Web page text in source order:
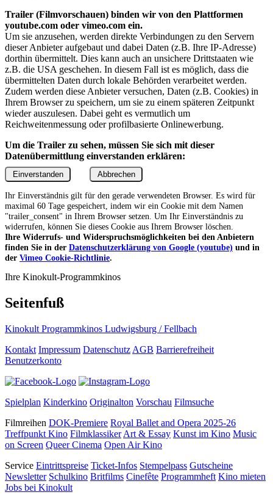
Trailer (Filmvorschauen) binden wir von den Plattformen
youtube.com oder vimeo.com ein.
Um sie anzusehen, werden direkte Verbindungen zu den Servern
dieser Anbieter aufgebaut und dabei Daten (z.B. Ihre IP-Adresse)
dorthin übermittelt. Dies kann auch an unsichere Drittstaaten wie
z.B. die USA geschehen. In diesem Fall ist es möglich, dass die
übermittelten Daten durch lokale Behörden verarbeitet werden.
Zudem werden diese Anbieter versuchen, Daten (z.B. Cookies) in
Ihrem Browser zu speichern, um sie zu einem späteren Zeitpunkt
wieder auszulesen. Dabei geht es vermutlich um
Reichweitenmessung oder profilbasierte Onlinewerbung.
Um die Trailer zu sehen, müssen Sie sich mit dieser
Datenübermittlung einverstanden erklären:
Einverstanden Abbrechen
Ihr Einverständnis gilt für den gerade verwendeten Browser. Es wird für
maximal 60 Tage gespeichert, indem wir ein Cookie mit dem Namen
"trailer_consent" in Ihrem Browser setzen. Um Ihr Einverständnis zu
widerrufen, können Sie dieses Cookie aus Ihrem Browser löschen.
Ihre Widerrufs- und Widerspruchsmöglichkeiten bei den Anbietern
finden Sie in der Datenschutzerklärung von Google (youtube) und in
der Vimeo Cookie-Richtlinie.
Ihre Kinokult-Programmkinos
Seitenfuß
Kinokult Programmkinos Ludwigsburg / Fellbach
Kontakt Impressum Datenschutz AGB Barrierefreiheit
Benutzerkonto
Spielplan Kinderkino Originalton Vorschau Filmsuche
Filmreihen DOK-Premiere Royal Ballet and Opera 2025-26
Treffpunkt Kino Filmklassiker Art & Essay Kunst im Kino Music
on Screen Queer Cinema Open Air Kino
Service Eintrittspreise Ticket-Infos Stempelpass Gutscheine
Newsletter Schulkino Britfilms Cinefête Programmheft Kino mieten
Jobs bei Kinokult